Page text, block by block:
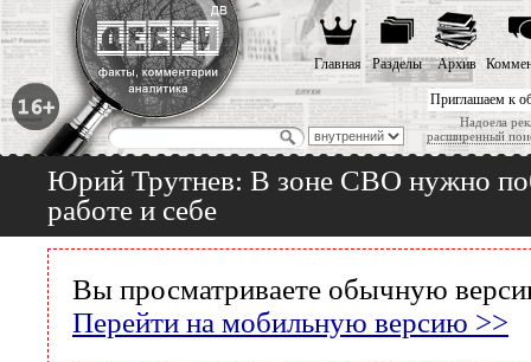
Приглашаем к
Надоела
расширенный
Главная Разделы Архив
Юрий Трутнев: В зоне СВО нужно
работе и себе
Вы просматриваете обычную
Перейти на мобильную версию >>